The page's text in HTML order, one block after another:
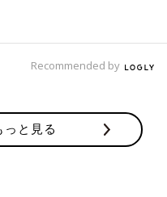
Recommended by
と見る